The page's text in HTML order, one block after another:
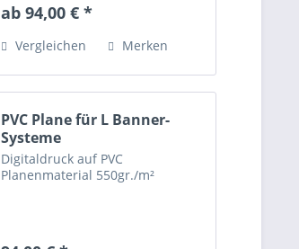
ab 94,00 € *
Vergleichen Merken
PVC Plane für L Banner-
Systeme
Digitaldruck auf PVC
Planenmaterial 550gr./m²